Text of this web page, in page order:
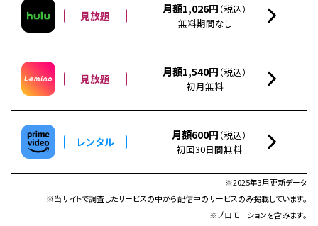
見放題 月額1,026円 （税込）
無料期間なし
見放題 月額1,540円 （税込）
初月無料
レンタル 月額600円 （税込）
初回30日間無料
※2025年3月更新データ
※当サイトで調査したサービスの中から配信中のサービスのみ掲載しています。
※プロモーションを含みます。